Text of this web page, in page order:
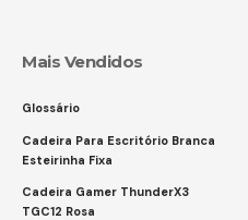
Mais Vendidos
Glossário
Cadeira Para Escritório Branca
Esteirinha Fixa
Cadeira Gamer ThunderX3
TGC12 Rosa